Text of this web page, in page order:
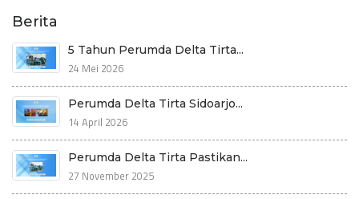
Berita
‎5 Tahun Perumda Delta Tirta...
24 Mei 2026
Perumda Delta Tirta Sidoarjo...
14 April 2026
Perumda Delta Tirta Pastikan...
27 November 2025